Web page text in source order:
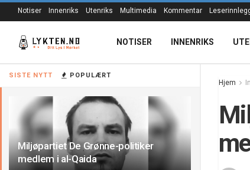
SISTE NYTT POPULÆRT
Miljøpartiet De Grønne-politiker
medlem i al-Qaida
Notiser Innenriks Utenriks Multimedia Kommentar
NOTISER INNENRIKS
Hjem